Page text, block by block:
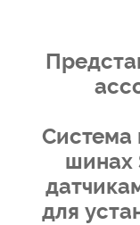
Система
шинах
для